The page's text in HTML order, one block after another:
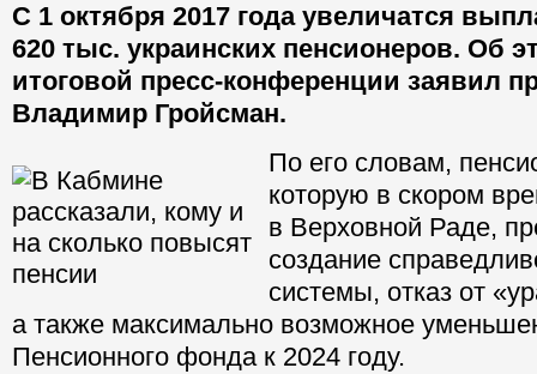
С 1 октября 2017 года увеличатся
620 тыс. украинских пенсионеров. Об
итоговой пресс-конференции заявил
Владимир Гройсман.
По его словам,
которую в скором
в Верховной Раде,
создание
системы, отказ от
а также максимально возможное
Пенсионного фонда к 2024 году.